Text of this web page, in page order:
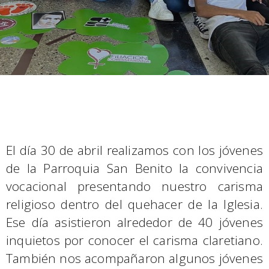
El día 30 de abril realizamos con los jóvenes
de la Parroquia San Benito la convivencia
vocacional presentando nuestro carisma
religioso dentro del quehacer de la Iglesia.
Ese día asistieron alrededor de 40 jóvenes
inquietos por conocer el carisma claretiano.
También nos acompañaron algunos jóvenes